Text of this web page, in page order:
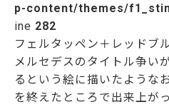
p-content/themes/
ine 282
フェルタッペン＋レッドブ
メルセデスのタイトル争い
るという絵に描いたような
を終えたところで出来上が